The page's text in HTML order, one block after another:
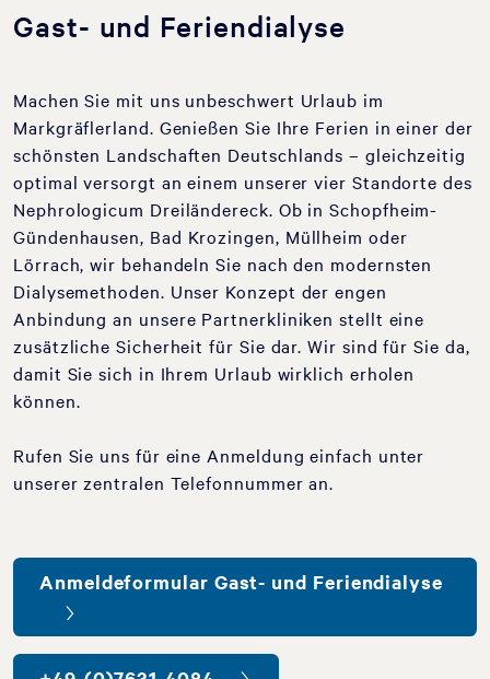
Gast- und Feriendialyse
Machen Sie mit uns unbeschwert Urlaub im
Markgräflerland. Genießen Sie Ihre Ferien in einer der
schönsten Landschaften Deutschlands – gleichzeitig
optimal versorgt an einem unserer vier Standorte des
Nephrologicum Dreiländereck. Ob in Schopfheim-
Gündenhausen, Bad Krozingen, Müllheim oder
Lörrach, wir behandeln Sie nach den modernsten
Dialysemethoden. Unser Konzept der engen
Anbindung an unsere Partnerkliniken stellt eine
zusätzliche Sicherheit für Sie dar. Wir sind für Sie da,
damit Sie sich in Ihrem Urlaub wirklich erholen
können.
Rufen Sie uns für eine Anmeldung einfach unter
unserer zentralen Telefonnummer an.
Anmeldeformular Gast- und Feriendialyse